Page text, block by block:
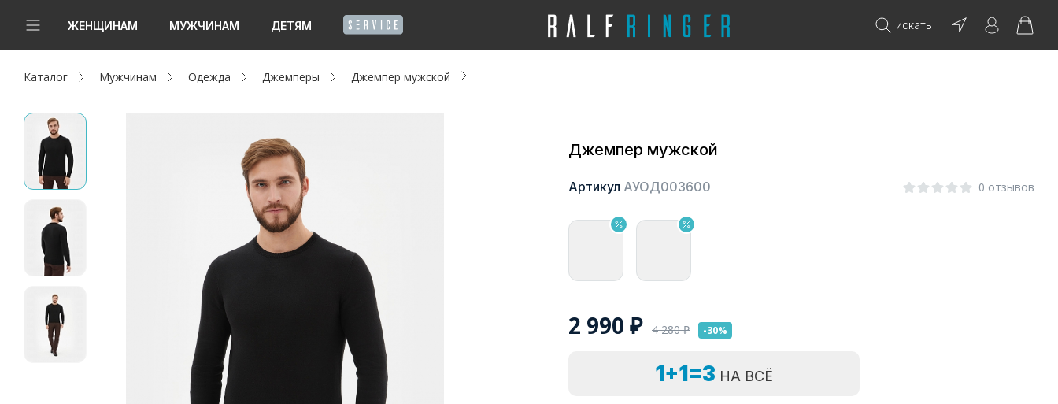
ЖЕНЩИНАМ МУЖЧИНАМ ДЕТЯМ искать
Новинки
Женщинам
Мужчинам
Капсула
Аутлет
Акции / Новости
Адреса магазинов
Каталог Мужчинам Одежда Джемперы Джемпер мужской
Джемпер мужской
Артикул АУОД003600 0 отзывов
2 990 ₽ 4 280₽ -30%
1+1=3 НА ВСЁ